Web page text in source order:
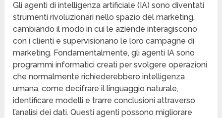
Gli agenti di intelligenza artificiale (IA) sono diventati
strumenti rivoluzionari nello spazio del marketing,
cambiando il modo in cui le aziende interagiscono
con i clienti e supervisionano le loro campagne di
marketing. Fondamentalmente, gli agenti IA sono
programmi informatici creati per svolgere operazioni
che normalmente richiederebbero intelligenza
umana, come decifrare il linguaggio naturale,
identificare modelli e trarre conclusioni attraverso
l’analisi dei dati. Questi agenti possono migliorare